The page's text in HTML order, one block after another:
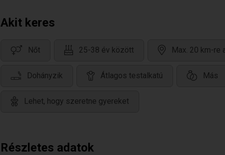
Akit keres
Nőt 25-38 év között Max. 20 km-re
Dohányzik Átlagos testalkatú Más
Lehet, hogy szeretne gyereket
Részletes adatok